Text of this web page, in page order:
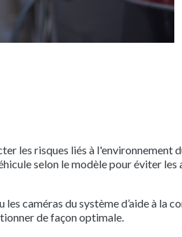
les risques liés à l'environnement
selon le modèle pour éviter les
caméras du système d’aide à la
de façon optimale.